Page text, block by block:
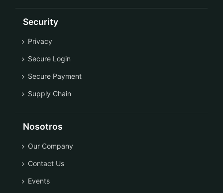
Security
Privacy
Secure Login
Secure Payment
Supply Chain
Nosotros
Our Company
Contact Us
Events